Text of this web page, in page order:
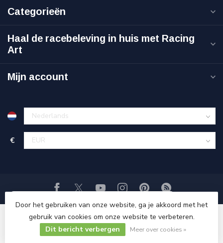
Categorieën
Haal de racebeleving in huis met Racing
Art
Mijn account
€
© Copyright 2026 Racing-Art.nl
Door het gebruiken van onze website, ga je akkoord met het
gebruik van cookies om onze website te verbeteren.
Dit bericht verbergen
Meer over cookies »